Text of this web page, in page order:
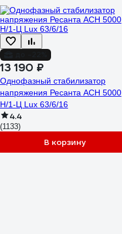
13 190 ₽
Однофазный стабилизатор
напряжения Ресанта АСН 5000
Н/1-Ц Lux 63/6/16
4.4
(1133)
В корзину